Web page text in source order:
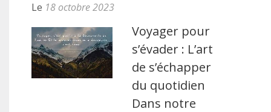
Le 18 octobre 2023
Voyager pour
s’évader : L’art
de s’échapper
du quotidien
Dans notre